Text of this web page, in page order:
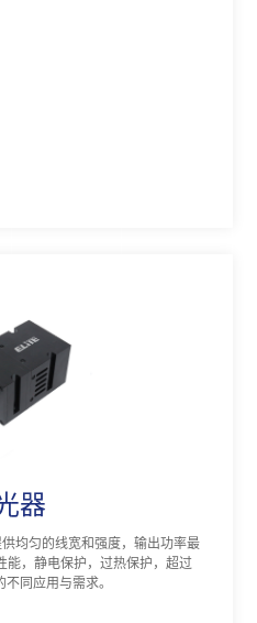
器
均匀的线宽和强度，输出功率最
能，静电保护，过热保护，超过
同应用与需求。